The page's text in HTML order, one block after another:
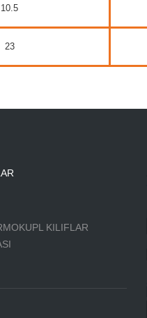
10.5
23
KILIFLAR